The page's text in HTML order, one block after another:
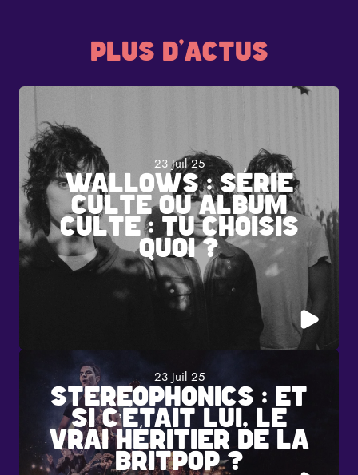
PLUS D'ACTUS
23 Juil 25
WALLOWS : SÉRIE
CULTE OU ALBUM
CULTE : TU CHOISIS
QUOI ?
23 Juil 25
STEREOPHONICS : ET
SI C’ÉTAIT LUI, LE
VRAI HÉRITIER DE LA
BRITPOP ?